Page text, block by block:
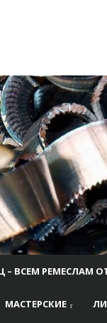
– ВСЕМ РЕМЕСЛАМ
МАСТЕРСКИЕ